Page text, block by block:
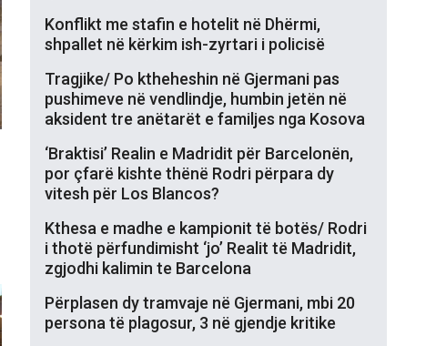
Konflikt me stafin e hotelit në Dhërmi,
shpallet në kërkim ish-zyrtari i policisë
Tragjike/ Po ktheheshin në Gjermani pas
pushimeve në vendlindje, humbin jetën në
aksident tre anëtarët e familjes nga Kosova
‘Braktisi’ Realin e Madridit për Barcelonën,
por çfarë kishte thënë Rodri përpara dy
vitesh për Los Blancos?
Kthesa e madhe e kampionit të botës/ Rodri
i thotë përfundimisht ‘jo’ Realit të Madridit,
zgjodhi kalimin te Barcelona
Përplasen dy tramvaje në Gjermani, mbi 20
persona të plagosur, 3 në gjendje kritike